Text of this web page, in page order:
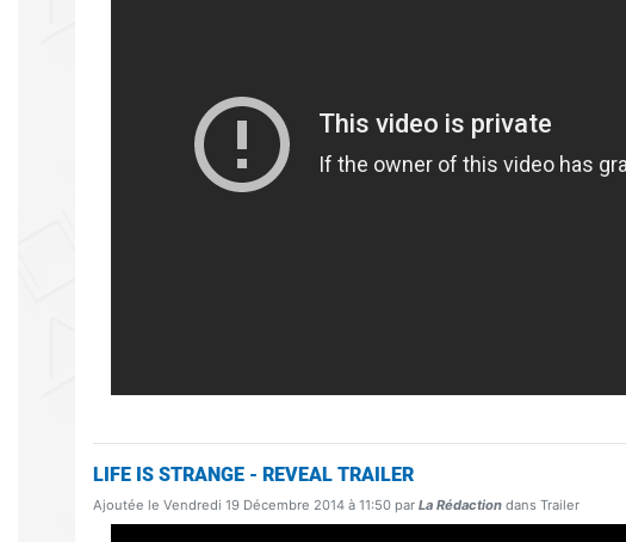
LIFE IS STRANGE - REVEAL TRAILER
Ajoutée le Vendredi 19 Décembre 2014 à 11:50 parLa Rédactiondans Trailer